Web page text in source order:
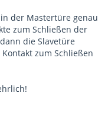
der Mastertüre genau
zum Schließen der
die Slavetüre
zum Schließen